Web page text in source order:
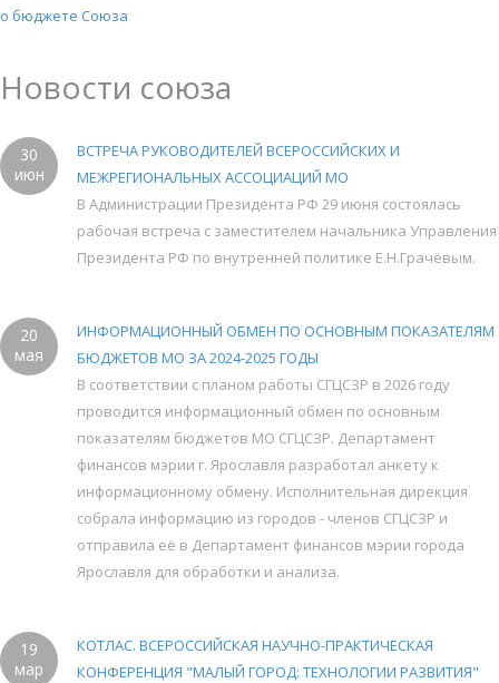
о бюджете Союза
Новости союза
30
июн
ВСТРЕЧА РУКОВОДИТЕЛЕЙ ВСЕРОССИЙСКИХ И
МЕЖРЕГИОНАЛЬНЫХ АССОЦИАЦИЙ МО
В Администрации Президента РФ 29 июня состоялась
рабочая встреча с заместителем начальника Управления
Президента РФ по внутренней политике Е.Н.Грачёвым.
20
мая
ИНФОРМАЦИОННЫЙ ОБМЕН ПО ОСНОВНЫМ ПОКАЗАТЕЛЯМ
БЮДЖЕТОВ МО ЗА 2024-2025 ГОДЫ
В соответствии с планом работы СГЦСЗР в 2026 году
проводится информационный обмен по основным
показателям бюджетов МО СГЦСЗР. Департамент
финансов мэрии г. Ярославля разработал анкету к
информационному обмену. Исполнительная дирекция
собрала информацию из городов - членов СГЦСЗР и
отправила её в Департамент финансов мэрии города
Ярославля для обработки и анализа.
19
мар
КОТЛАС. ВСЕРОССИЙСКАЯ НАУЧНО-ПРАКТИЧЕСКАЯ
КОНФЕРЕНЦИЯ "МАЛЫЙ ГОРОД: ТЕХНОЛОГИИ РАЗВИТИЯ"